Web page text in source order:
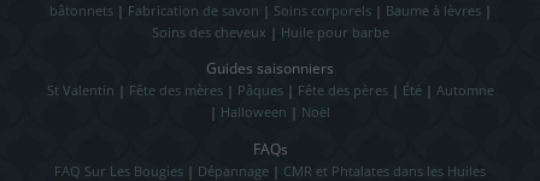
bâtonnets| Fabrication de savon | Soins corporels| Baume à lèvres|
Soins des cheveux | Huile pour barbe
Guides saisonniers
St Valentin | Fête des mères| Pâques| Fête des pères| Été| Automne
| Halloween | Noël
FAQs
FAQ Sur Les Bougies | Dépannage | CMR et Phtalates dans les Huiles